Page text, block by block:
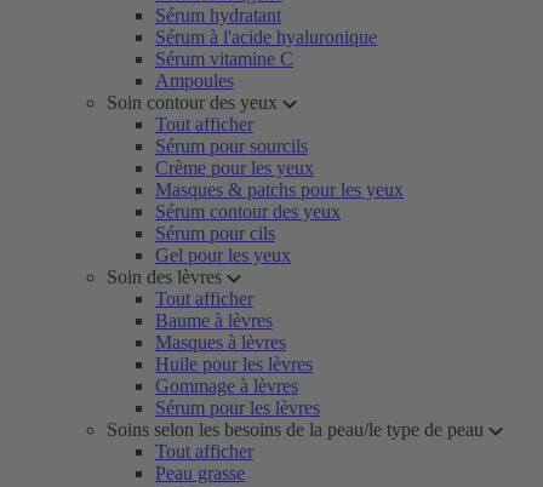
Sérum hydratant
Sérum à l'acide hyaluronique
Sérum vitamine C
Ampoules
Soin contour des yeux
Tout afficher
Sérum pour sourcils
Crème pour les yeux
Masques & patchs pour les yeux
Sérum contour des yeux
Sérum pour cils
Gel pour les yeux
Soin des lèvres
Tout afficher
Baume à lèvres
Masques à lèvres
Huile pour les lèvres
Gommage à lèvres
Sérum pour les lèvres
Soins selon les besoins de la peau/le type de peau
Tout afficher
Peau grasse